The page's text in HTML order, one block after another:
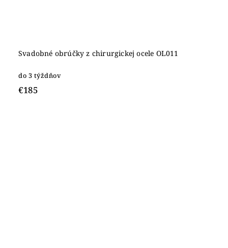
Svadobné obrúčky z chirurgickej ocele OL011
do 3 týždňov
€185